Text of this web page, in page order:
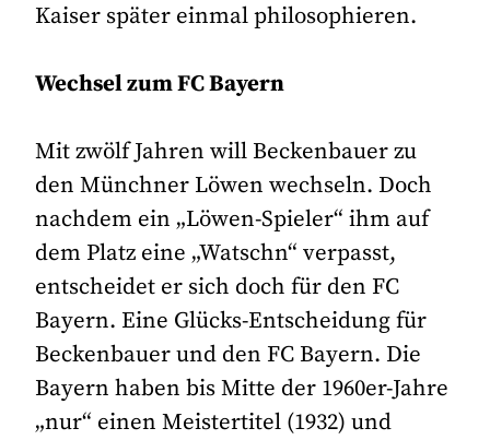
Kaiser später einmal philosophieren.
Wechsel zum FC Bayern
Mit zwölf Jahren will Beckenbauer zu
den Münchner Löwen wechseln. Doch
nachdem ein „Löwen-Spieler“ ihm auf
dem Platz eine „Watschn“ verpasst,
entscheidet er sich doch für den FC
Bayern. Eine Glücks-Entscheidung für
Beckenbauer und den FC Bayern. Die
Bayern haben bis Mitte der 1960er-Jahre
„nur“ einen Meistertitel (1932) und